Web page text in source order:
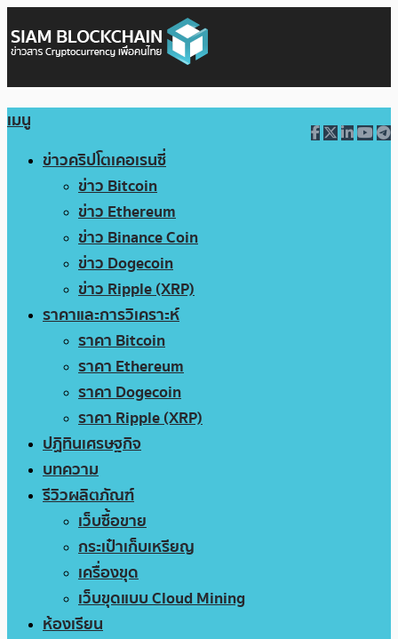
เมนู
ข่าวคริปโตเคอเรนซี่
ข่าว Bitcoin
ข่าว Ethereum
ข่าว Binance Coin
ข่าว Dogecoin
ข่าว Ripple (XRP)
ราคาและการวิเคราะห์
ราคา Bitcoin
ราคา Ethereum
ราคา Dogecoin
ราคา Ripple (XRP)
ปฏิทินเศรษฐกิจ
บทความ
รีวิวผลิตภัณฑ์
เว็บซื้อขาย
กระเป๋าเก็บเหรียญ
เครื่องขุด
เว็บขุดแบบ Cloud Mining
ห้องเรียน